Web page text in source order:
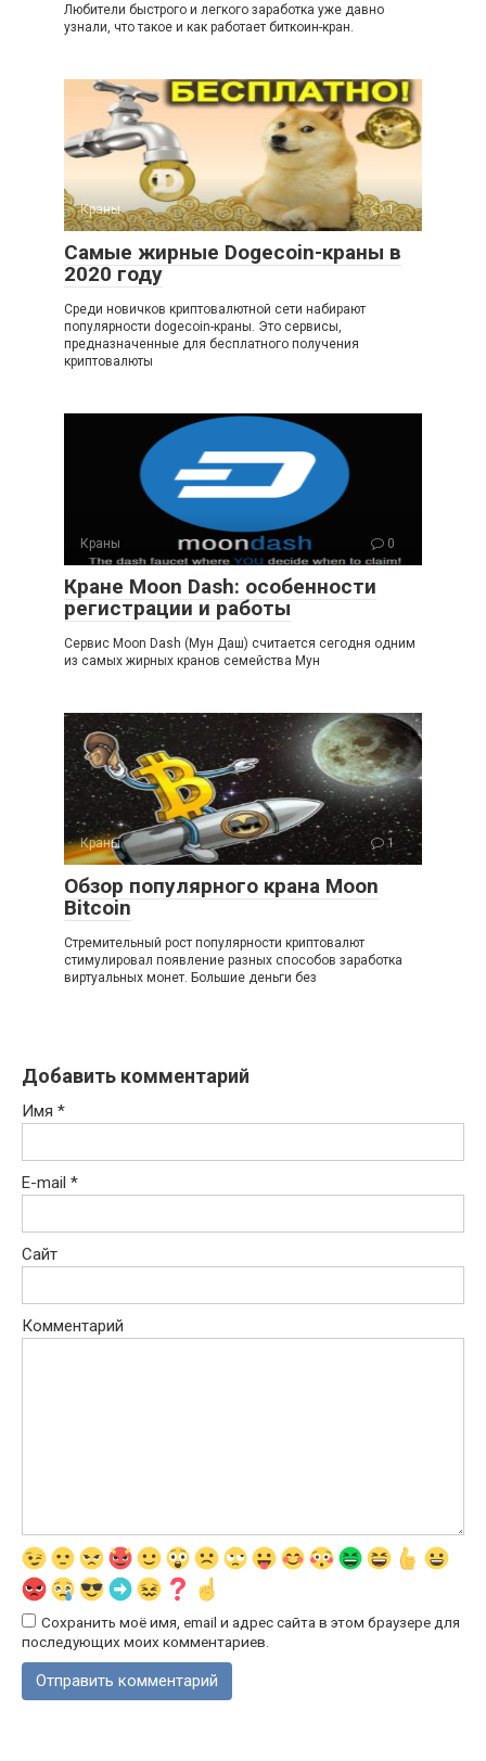
Любители быстрого и легкого заработка уже давно
узнали, что такое и как работает биткоин-кран.
Краны 1
Самые жирные Dogecoin-краны в
2020 году
Среди новичков криптовалютной сети набирают
популярности dogecoin-краны. Это сервисы,
предназначенные для бесплатного получения
криптовалюты
Краны 0
Кране Moon Dash: особенности
регистрации и работы
Сервис Moon Dash (Мун Даш) считается сегодня одним
из самых жирных кранов семейства Мун
Краны 1
Обзор популярного крана Moon
Bitcoin
Стремительный рост популярности криптовалют
стимулировал появление разных способов заработка
виртуальных монет. Большие деньги без
Добавить комментарий
Имя *
E-mail *
Сайт
Комментарий
Сохранить моё имя, email и адрес сайта в этом браузере для
последующих моих комментариев.